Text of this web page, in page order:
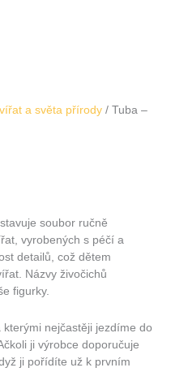
a světa přírody / Tuba –
soubor ručně
vyrobených s péčí a
detailů, což dětem
Názvy živočichů
figurky.
nejčastěji jezdíme do
ji výrobce doporučuje
ji pořídíte už k prvním